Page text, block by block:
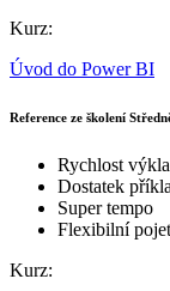
Kurz:
Úvod do Power BI
Reference ze školení
Rychlost
Dostatek
Super tempo
Flexibilní
Kurz: